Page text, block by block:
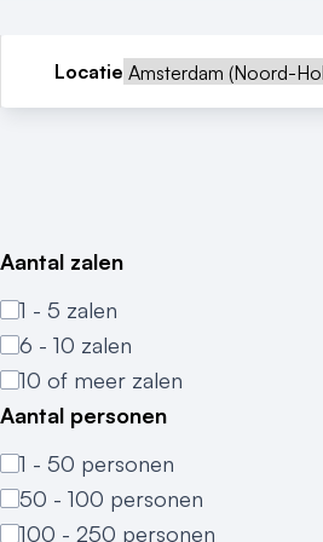
Locatie
Aantal zalen
1 - 5 zalen
6 - 10 zalen
10 of meer zalen
Aantal personen
1 - 50 personen
50 - 100 personen
100 - 250 personen